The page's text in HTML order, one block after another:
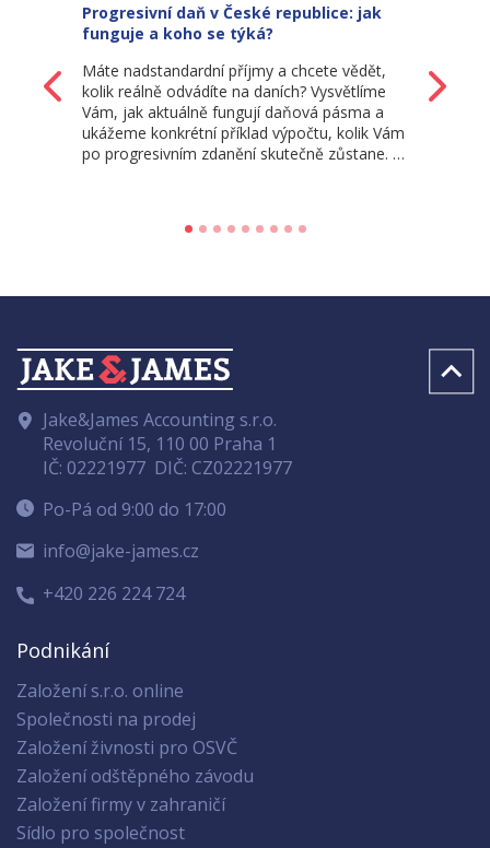
Zpět
Progresivní daň v České republice: jak
funguje a koho se týká?
Máte nadstandardní příjmy a chcete vědět,
kolik reálně odvádíte na daních? Vysvětlíme
Vám, jak aktuálně fungují daňová pásma a
ukážeme konkrétní příklad výpočtu, kolik Vám
po progresivním zdanění skutečně zůstane. …
Jake&James Accounting s.r.o.
Revoluční 15, 110 00 Praha 1
IČ: 02221977 DIČ: CZ02221977
Po-Pá od 9:00 do 17:00
info@jake-james.cz
+420 226 224 724
Podnikání
Založení s.r.o. online
Společnosti na prodej
Založení živnosti pro OSVČ
Založení odštěpného závodu
Založení firmy v zahraničí
Sídlo pro společnost